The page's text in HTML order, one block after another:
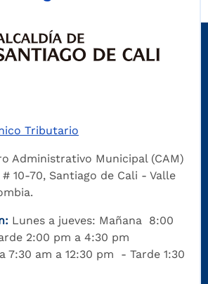
Tributario
Administrativo Municipal (CAM)
10-70, Santiago de Cali - Valle
Lunes a jueves: Mañana 8:00
2:00 pm a 4:30 pm
7:30 am a 12:30 pm - Tarde 1:30